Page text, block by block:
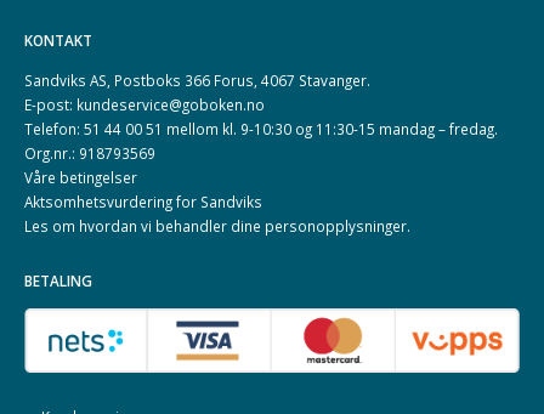
KONTAKT
Sandviks AS, Postboks 366 Forus, 4067 Stavanger.
E-post: kundeservice@goboken.no
Telefon: 51 44 00 51 mellom kl. 9-10:30 og 11:30-15 mandag – fredag.
Org.nr.: 918793569
Våre betingelser
Aktsomhetsvurdering for Sandviks
Les om hvordan vi behandler dine personopplysninger.
BETALING